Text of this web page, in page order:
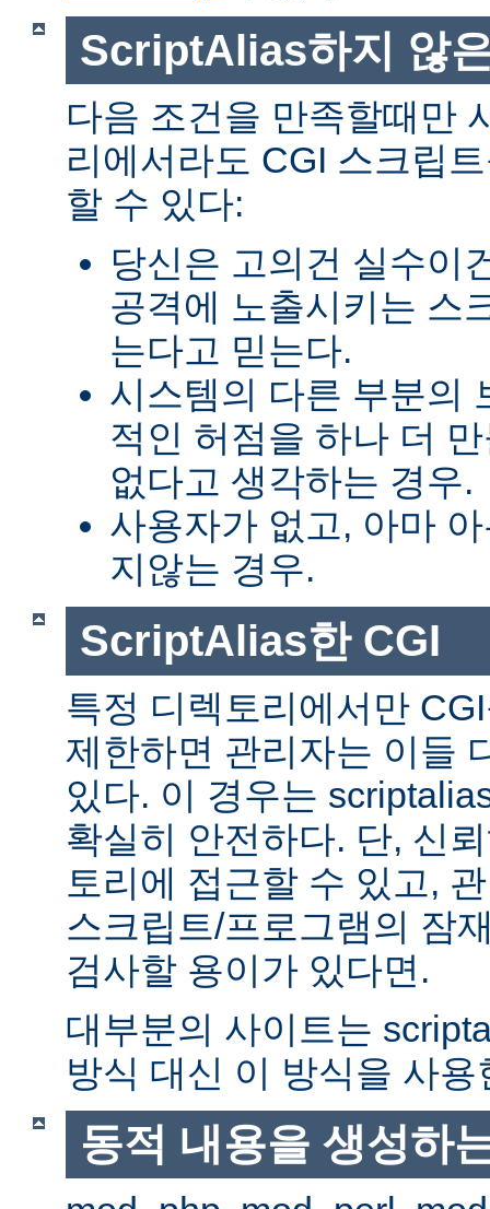
ScriptAlias하지 않
다음 조건을 만족할때만
리에서라도 CGI 스크립
할 수 있다:
당신은 고의건 실수이
공격에 노출시키는 스
는다고 믿는다.
시스템의 다른 부분의
적인 허점을 하나 더
없다고 생각하는 경우.
사용자가 없고, 아마
지않는 경우.
ScriptAlias한 CGI
특정 디렉토리에서만
제한하면 관리자는 이들
있다. 이 경우는
확실히 안전하다. 단, 신
토리에 접근할 수 있고,
스크립트/프로그램의 잠
검사할 용이가 있다면.
대부분의 사이트는
방식 대신 이 방식을 사용
동적 내용을 생성하